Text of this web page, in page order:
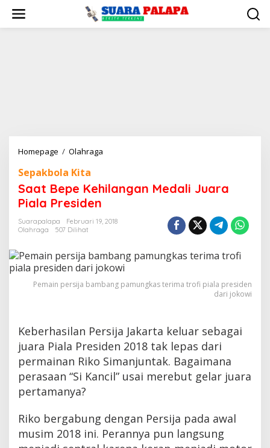
konten
Homepage / Olahraga
Medali
Presiden
Sepakbola Kita
Saat Bepe Kehilangan Medali Juara
Piala Presiden
Suarapalapa
Februari 19, 2018
Olahraga
507 Dilihat
Pemain persija bambang pamungkas terima trofi piala presiden
dari jokowi
Keberhasilan Persija Jakarta keluar sebagai
juara Piala Presiden 2018 tak lepas dari
permainan Riko Simanjuntak. Bagaimana
perasaan “Si Kancil” usai merebut gelar juara
pertamanya?
Riko bergabung dengan Persija pada awal
musim 2018 ini. Perannya pun langsung